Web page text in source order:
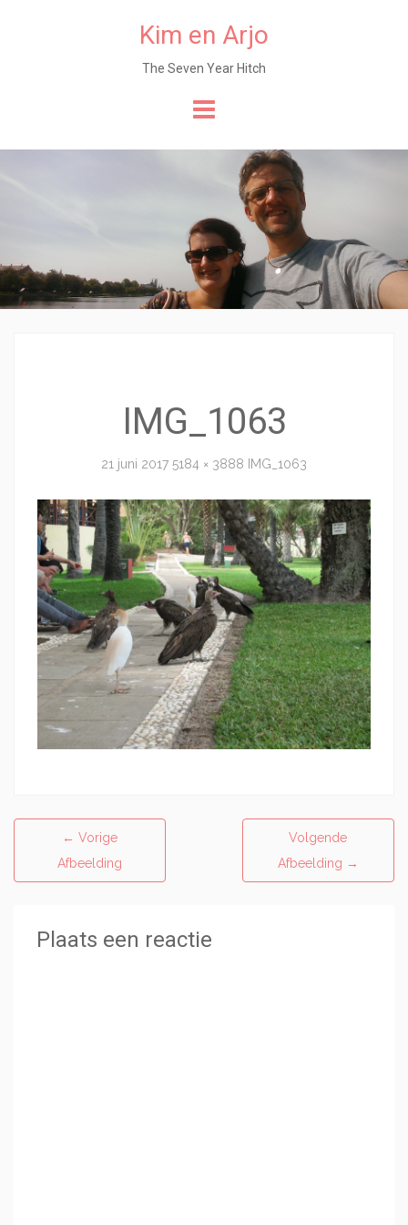
Kim en Arjo
The Seven Year Hitch
IMG_1063
21 juni 2017 5184 × 3888 IMG_1063
← Vorige
Afbeelding
Volgende
Afbeelding →
Plaats een reactie